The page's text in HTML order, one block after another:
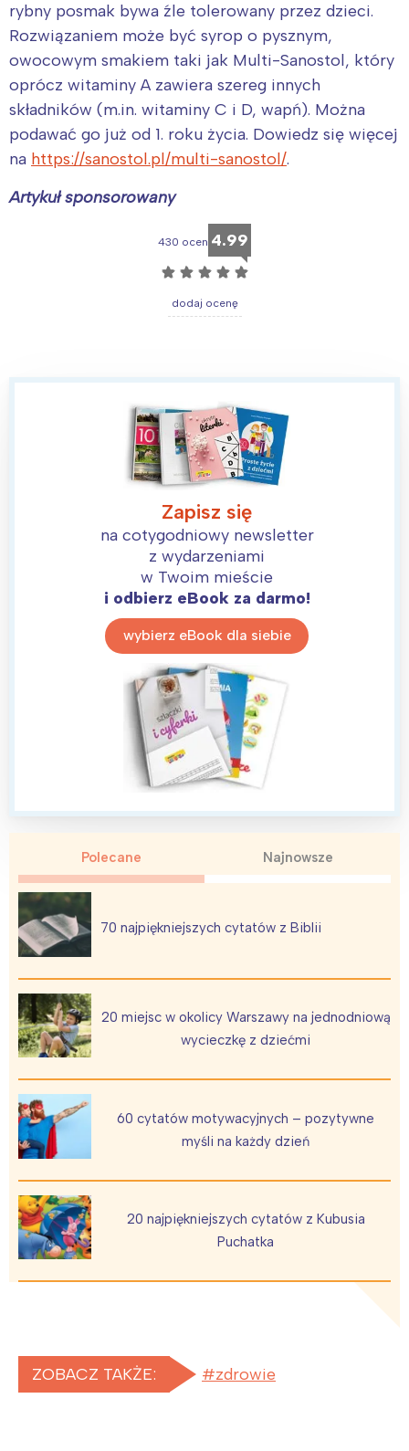
rybny posmak bywa źle tolerowany przez dzieci.
Rozwiązaniem może być syrop o pysznym,
owocowym smakiem taki jak Multi-Sanostol, który
oprócz witaminy A zawiera szereg innych
składników (m.in. witaminy C i D, wapń). Można
podawać go już od 1. roku życia. Dowiedz się więcej
na https://sanostol.pl/multi-sanostol/.
Artykuł sponsorowany
430 ocen 4.99
☆ ☆ ☆ ☆ ☆
dodaj ocenę
Zapisz się
na cotygodniowy newsletter
z wydarzeniami
w Twoim mieście
i odbierz eBook za darmo!
wybierz eBook dla siebie
Polecane Najnowsze
70 najpiękniejszych cytatów z Biblii
20 miejsc w okolicy Warszawy na jednodniową
wycieczkę z dziećmi
60 cytatów motywacyjnych – pozytywne
myśli na każdy dzień
20 najpiękniejszych cytatów z Kubusia
Puchatka
ZOBACZ TAKŻE: zdrowie
Warszawa
Łódź
Trójmiasto
Poznań
Wrocław
Śląsk
Kraków
Południe
Północ
Wszystkie